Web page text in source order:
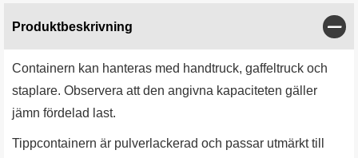
Produktbeskrivning
Containern kan hanteras med handtruck, gaffeltruck och
staplare. Observera att den angivna kapaciteten gäller
jämn fördelad last.
Tippcontainern är pulverlackerad och passar utmärkt till